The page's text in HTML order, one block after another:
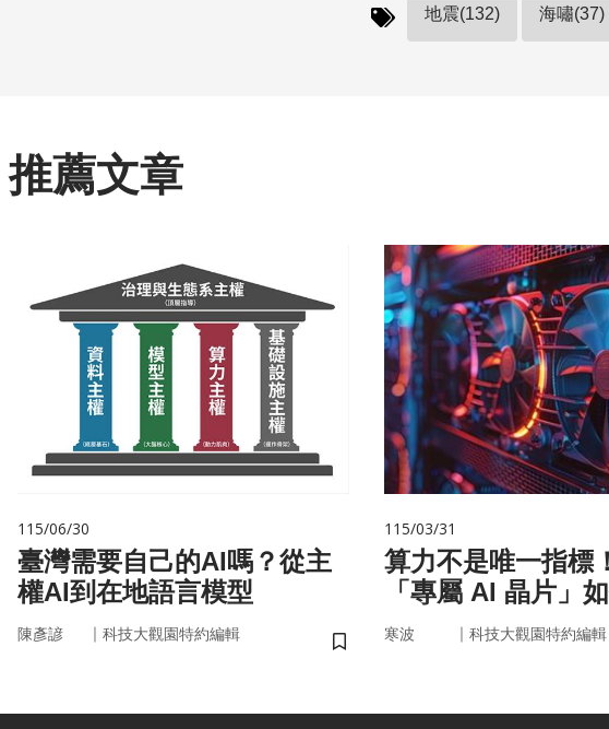
地震(132) 海嘯(37)
推薦文章
115/06/30
臺灣需要自己的AI嗎？從主
權AI到在地語言模型
陳彥諺 ｜ 科技大觀園特約編輯
儲存書籤
115/03/31
算力不是唯一指標
「專屬 AI 晶片」
率驅動未來
寒波 ｜ 科技大觀園特約編輯